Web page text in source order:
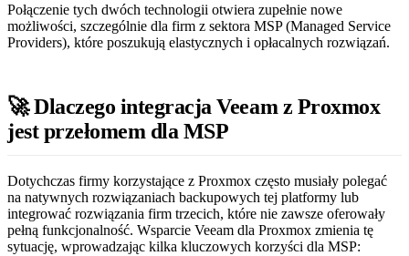
Połączenie tych dwóch technologii otwiera zupełnie nowe
możliwości, szczególnie dla firm z sektora MSP (Managed Service
Providers), które poszukują elastycznych i opłacalnych rozwiązań.
🚀 Dlaczego integracja Veeam z Proxmox
jest przełomem dla MSP
Dotychczas firmy korzystające z Proxmox często musiały polegać
na natywnych rozwiązaniach backupowych tej platformy lub
integrować rozwiązania firm trzecich, które nie zawsze oferowały
pełną funkcjonalność. Wsparcie Veeam dla Proxmox zmienia tę
sytuację, wprowadzając kilka kluczowych korzyści dla MSP: